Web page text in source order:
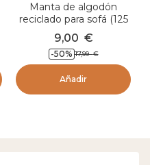
Manta de algodón
reciclado para sofá (125
x 150 cm) Barbados
Marfil
9,00 €
-50% 17,99 €
Añadir